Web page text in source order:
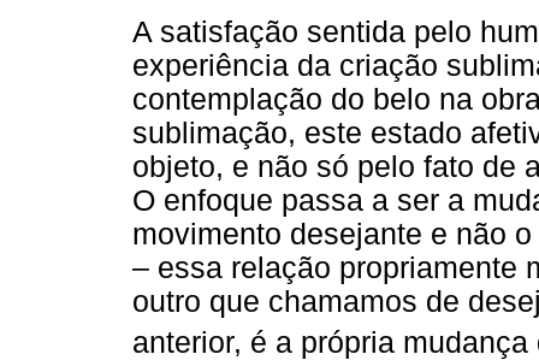
A satisfação sentida pelo
experiência da criação
contemplação do belo na
sublimação, este estado
objeto, e não só pelo fato de
O enfoque passa a ser a
movimento desejante e não
– essa relação propriamente
outro que chamamos de
anterior, é a própria mudança